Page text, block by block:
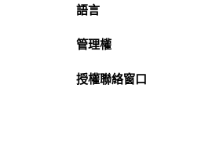
語言
管理權
授權聯絡窗口